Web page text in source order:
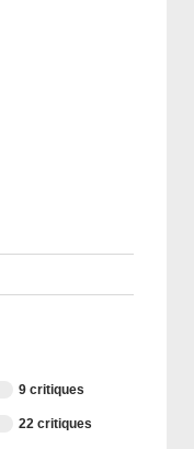
9 critiques
22 critiques